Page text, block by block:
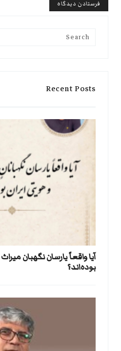
Search
Recent Posts
آیا واقعاً یارسان نگهبان
بوده‌اند؟